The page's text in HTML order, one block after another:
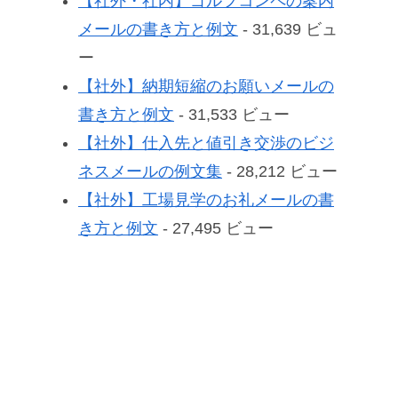
メールの書き方と例文 - 31,639 ビュ
ー
【社外】納期短縮のお願いメールの
書き方と例文 - 31,533 ビュー
【社外】仕入先と値引き交渉のビジ
ネスメールの例文集 - 28,212 ビュー
【社外】工場見学のお礼メールの書
き方と例文 - 27,495 ビュー